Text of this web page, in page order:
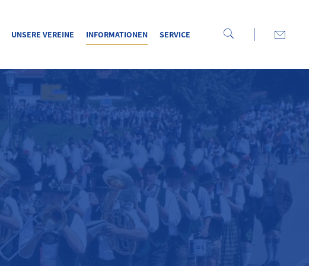
UNSERE VEREINE INFORMATIONEN SERVICE
WILKOMMEN
BEIM BEZIRK ISAR-MANGFALL